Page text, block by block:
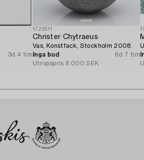
3d 4 tim
1729511
Christer Chytraeus
Vas, Konstfack, Stockholm 2008.
Inga bud
6d 7 tim
Utropspris 8 000 SEK